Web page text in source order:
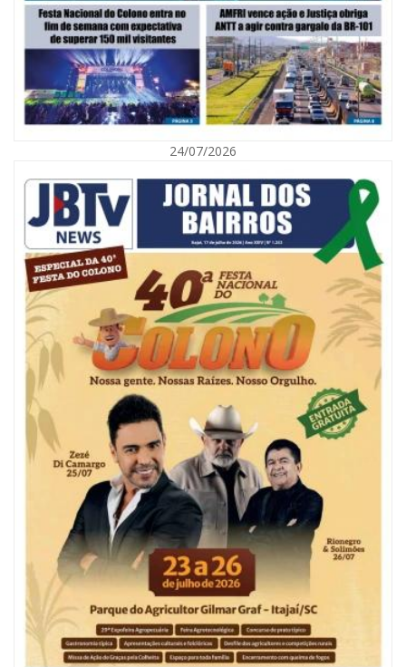
07/08/2026 | 07:00
Saúde de BC promove mutirão de DIU e Implanon na UBS Municípios
neste sábado
POLÍTICA
07/08/2026 | 18:03
COLUNA DO PRISCO PARAÍSO: Mídia domesticada, Centrão comprado e
Supremo fazendo jogo sujo
ITAJAÍ
24/07/2026